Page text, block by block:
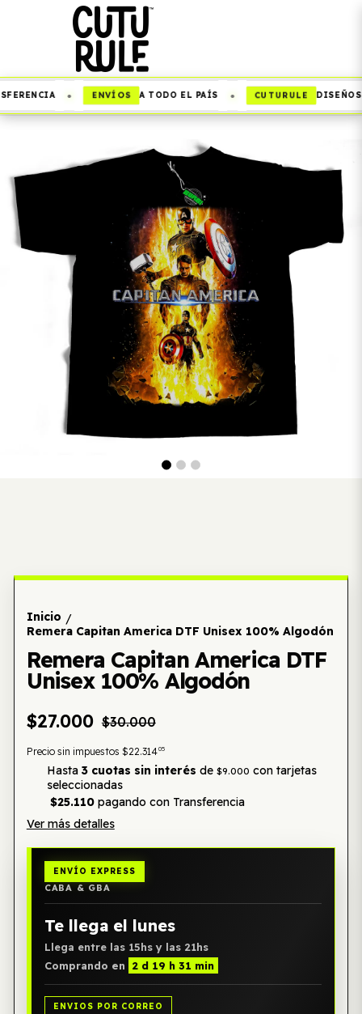
ENVÍOS A TODO EL PAÍS CUTURULE DISEÑOS
Inicio /
Remera Capitan America DTF Unisex 100% Algodón
Remera Capitan America DTF
Unisex 100% Algodón
$27.000 $30.000
Precio sin impuestos $22.31405
Hasta 3 cuotas sin interés de $9.000 con tarjetas
seleccionadas
$25.110pagando con Transferencia
Ver más detalles
ENVÍO EXPRESS
CABA & GBA
Te llega el lunes
Llega entre las 15hs y las 21hs
Comprando en
2 d 19 h 31 min
ENVIOS POR CORREO